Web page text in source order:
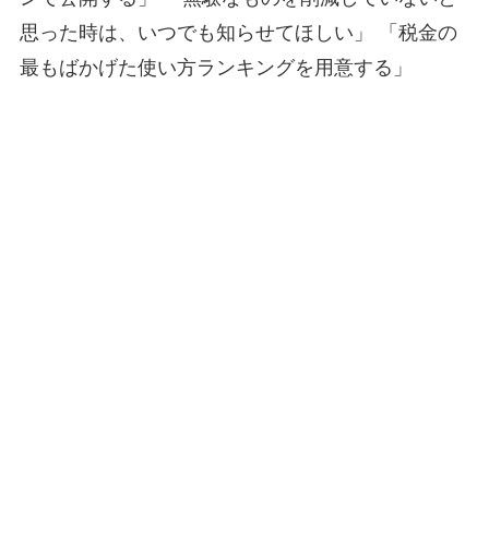
思った時は、いつでも知らせてほしい」 「税金の
最もばかげた使い方ランキングを用意する」